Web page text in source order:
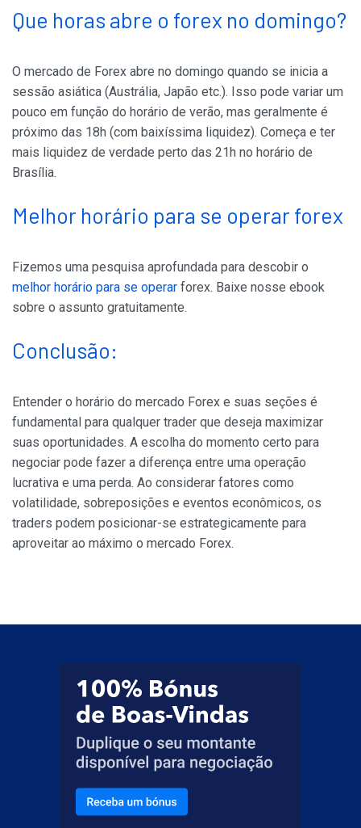
Que horas abre o forex no domingo?
O mercado de Forex abre no domingo quando se inicia a
sessão asiática (Austrália, Japão etc.). Isso pode variar um
pouco em função do horário de verão, mas geralmente é
próximo das 18h (com baixíssima liquidez). Começa e ter
mais liquidez de verdade perto das 21h no horário de
Brasília.
Melhor horário para se operar forex
Fizemos uma pesquisa aprofundada para descobir o
melhor horário para se operar forex. Baixe nosse ebook
sobre o assunto gratuitamente.
Conclusão:
Entender o horário do mercado Forex e suas seções é
fundamental para qualquer trader que deseja maximizar
suas oportunidades. A escolha do momento certo para
negociar pode fazer a diferença entre uma operação
lucrativa e uma perda. Ao considerar fatores como
volatilidade, sobreposições e eventos econômicos, os
traders podem posicionar-se estrategicamente para
aproveitar ao máximo o mercado Forex.